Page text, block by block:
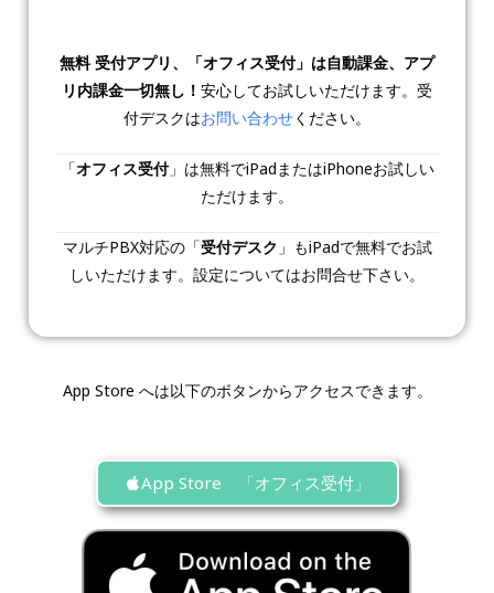
無料 受付アプリ、「オフィス受付」は自動課金、アプ
リ内課金一切無し！ 安心してお試しいただけます。受
付デスクはお問い合わせください。
「オフィス受付」は無料でiPadまたはiPhoneお試しい
ただけます。
マルチPBX対応の「受付デスク 」もiPadで無料でお試
しいただけます。設定についてはお問合せ下さい。
App Store へは以下のボタンからアクセスできます。
App Store 「オフィス受付」